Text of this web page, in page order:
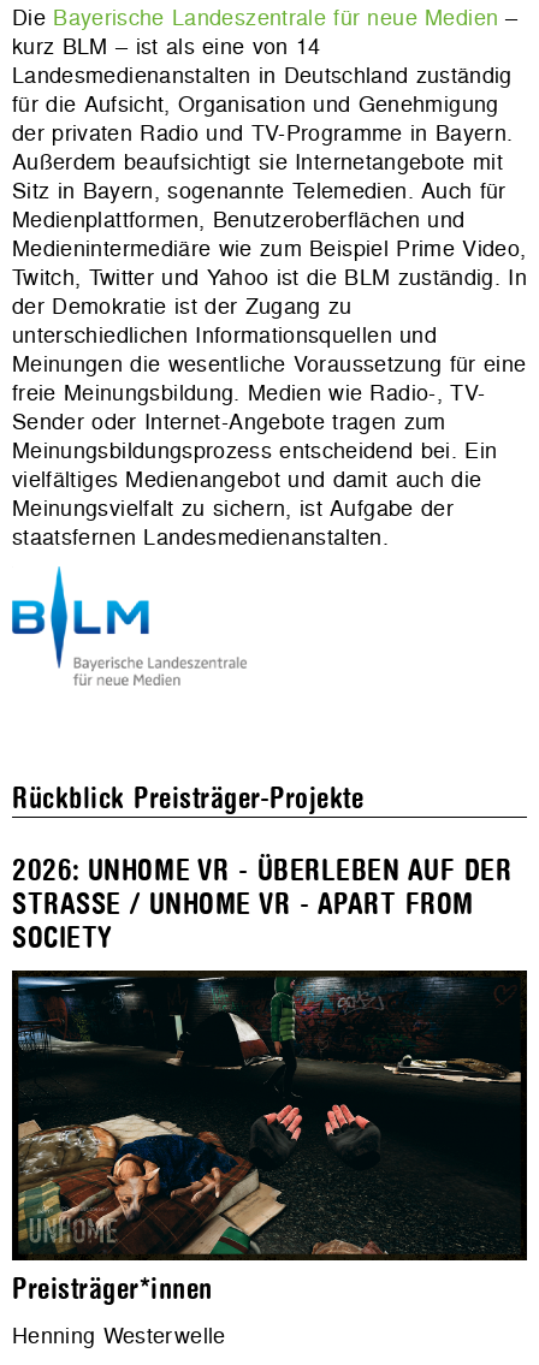
Die Bayerische Landeszentrale für neue Medien –
kurz BLM – ist als eine von 14
Landesmedienanstalten in Deutschland zuständig
für die Aufsicht, Organisation und Genehmigung
der privaten Radio und TV-Programme in Bayern.
Außerdem beaufsichtigt sie Internetangebote mit
Sitz in Bayern, sogenannte Telemedien. Auch für
Medienplattformen, Benutzeroberflächen und
Medienintermediäre wie zum Beispiel Prime Video,
Twitch, Twitter und Yahoo ist die BLM zuständig. In
der Demokratie ist der Zugang zu
unterschiedlichen Informationsquellen und
Meinungen die wesentliche Voraussetzung für eine
freie Meinungsbildung. Medien wie Radio-, TV-
Sender oder Internet-Angebote tragen zum
Meinungsbildungsprozess entscheidend bei. Ein
vielfältiges Medienangebot und damit auch die
Meinungsvielfalt zu sichern, ist Aufgabe der
staatsfernen Landesmedienanstalten.
Rückblick Preisträger-Projekte
2026: UNHOME VR - ÜBERLEBEN AUF DER
STRASSE / UNHOME VR - APART FROM
SOCIETY
Preisträger*innen
Henning Westerwelle